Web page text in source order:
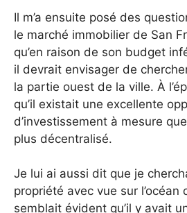
Il m’a ensuite posé des
le marché immobilier de San
qu’en raison de son budget
il devrait envisager de
la partie ouest de la ville. À
qu’il existait une excellente
d’investissement à mesure
plus décentralisé.
Je lui ai aussi dit que je
propriété avec vue sur l’océan
semblait évident qu’il y avait